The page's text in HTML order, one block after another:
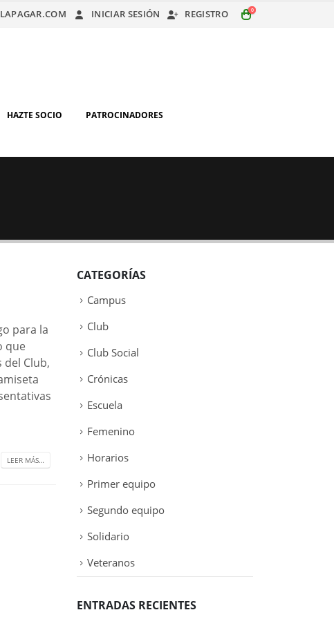
INICIAR SESIÓN REGISTRO 0
HAZTE SOCIO PATROCINADORES
para la
que
Club,
LEER MÁS…
CATEGORÍAS
Campus
Club
Club Social
Crónicas
Escuela
Femenino
Horarios
Primer equipo
Segundo equipo
Solidario
Veteranos
ENTRADAS RECIENTES